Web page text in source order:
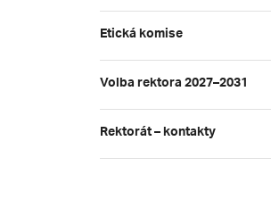
Etická komise
Volba rektora 2027–2031
Rektorát – kontakty